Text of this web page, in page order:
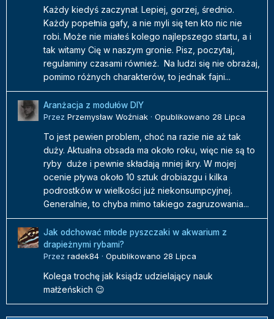
Każdy kiedyś zaczynał. Lepiej, gorzej, średnio.
Każdy popełnia gafy, a nie myli się ten kto nic nie
robi. Może nie miałeś kolego najlepszego startu, a i
tak witamy Cię w naszym gronie. Pisz, poczytaj,
regulaminy czasami również. Na ludzi się nie obrażaj,
pomimo różnych charakterów, to jednak fajni...
Aranżacja z modułów DIY
Przez Przemysław Woźniak · Opublikowano 28 Lipca
To jest pewien problem, choć na razie nie aż tak
duży. Aktualna obsada ma około roku, więc nie są to
ryby duże i pewnie składają mniej ikry. W mojej
ocenie pływa około 10 sztuk drobiazgu i kilka
podrostków w wielkości już niekonsumpcyjnej.
Generalnie, to chyba mimo takiego zagruzowania...
Jak odchować młode pyszczaki w akwarium z
drapieżnymi rybami?
Przez radek84 · Opublikowano 28 Lipca
Kolega trochę jak ksiądz udzielający nauk
małżeńskich 😉